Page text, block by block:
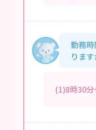
勤務
ります
(1)8時30